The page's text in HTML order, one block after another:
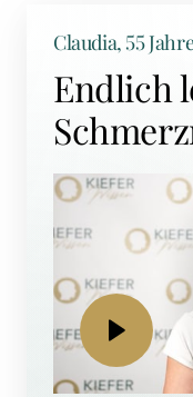
Claudia, 55
Endlich